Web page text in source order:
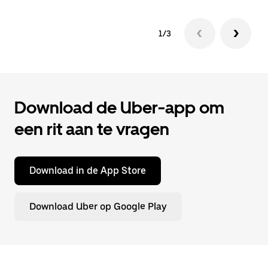
1/3
Download de Uber-app om
een rit aan te vragen
Download in de App Store
Download Uber op Google Play